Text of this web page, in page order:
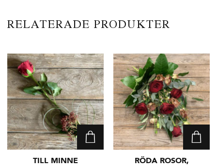
RELATERADE PRODUKTER
TILL MINNE
RÖDA ROSOR,